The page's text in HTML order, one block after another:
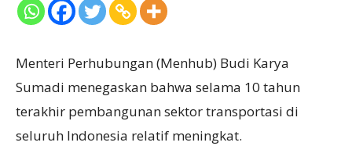
Menteri Perhubungan (Menhub) Budi Karya
Sumadi menegaskan bahwa selama 10 tahun
terakhir pembangunan sektor transportasi di
seluruh Indonesia relatif meningkat.